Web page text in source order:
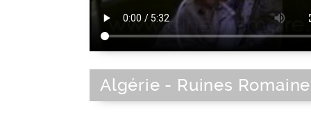
Algérie - Ruines Romaine